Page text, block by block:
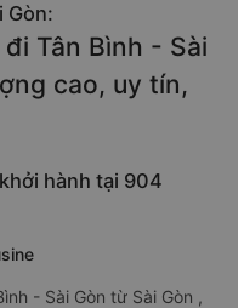
Gòn:
Tân Bình - Sài
cao, uy tín,
hành tại 904
- Sài Gòn từ Sài Gòn ,